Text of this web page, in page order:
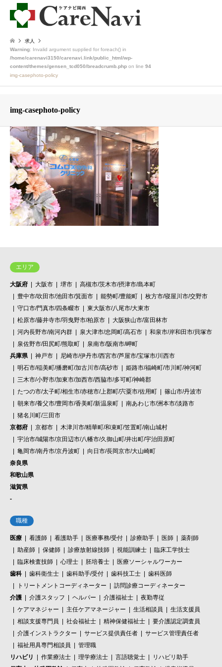
求人
Warning: Invalid argument supplied for foreach() in
/home/carenavi3150/carenavi.link/public_html/wp-
content/themes/gensen_tcd050/breadcrumb.php on line 94
img-casephoto-policy
img-casephoto-policy
エリア
大阪府 大阪市 堺市
高槻市/茨木市/摂津市/島本町
豊中市/吹田市/池田市/箕面市
能勢町/豊能町
枚方市/寝屋川市/交野市
守口市/門真市/四条畷市
東大阪市/八尾市/大東市
松原市/藤井寺市/羽曳野市/柏原市
大阪狭山市/富田林市
河内長野市/南河内群
泉大津市/忠岡町/高石市
和泉市/岸和田市/貝塚市
泉佐野市/田尻町/熊取町
泉南市/阪南市/岬町
兵庫県
神戸市
尼崎市/伊丹市/西宮市/芦屋市/宝塚市/川西市
明石市/稲美町/播磨町/加古川市/高砂市
姫路市/福崎町/市川町/神河町
三木市/小野市/加東市/加西市/西脇市/多可町/神崎郡
たつの市/太子町/相生市/赤穂市/上郡町/宍粟市/佐用町
篠山市/丹波市
朝来市/養父市/豊岡市/香美町/新温泉町
南あわじ市/洲本市/淡路市
猪名川町/三田市
京都府
京都市
木津川市/精華町/和束町/笠置町/南山城村
宇治市/城陽市/京田辺市/八幡市/久御山町/井出町/宇治田原町
亀岡市/南丹市/京丹波町
向日市/長岡京市/大山崎町
奈良県
和歌山県
滋賀県
-
職種
医療 看護師 看護助手 医療事務/受付 診療助手 医師
薬剤師
助産師
保健師 診療放射線技師 視能訓練士
臨床工学技士
臨床検査技師
心理士 胚培養士
医療ソーシャルワーカー
歯科
歯科衛生士 歯科助手/受付 歯科技工士
歯科医師
トリートメントコーディネーター
訪問診療コーディネーター
介護
介護スタッフ ヘルパー 介護福祉士
夜勤専従
ケアマネジャー
主任ケアマネージャー 生活相談員
生活支援員
相談支援専門員
社会福祉士 精神保健福祉士
要介護認定調査員
介護インストラクター
サービス提供責任者
サービス管理責任者
福祉用具専門相談員
管理職
リハビリ
作業療法士 理学療法士 言語聴覚士
リハビリ助手